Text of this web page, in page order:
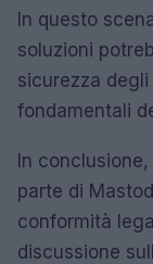
In questo
soluzioni
sicurezza
fondamentali
In
parte di
conformità
discussione